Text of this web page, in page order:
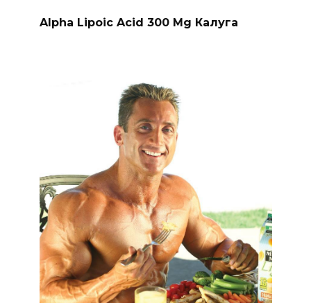
Alpha Lipoic Acid 300 Mg Калуга